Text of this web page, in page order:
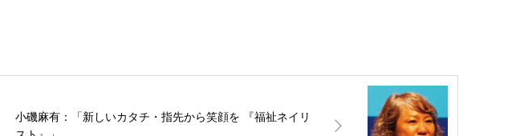
小磯麻有：「新しいカタチ・指先から笑顔を 『福祉ネイリ